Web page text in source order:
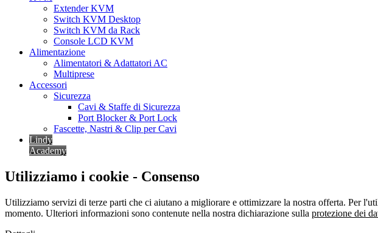
Extender KVM
Switch KVM Desktop
Switch KVM da Rack
Console LCD KVM
Alimentazione
Alimentatori & Adattatori AC
Multiprese
Accessori
Sicurezza
Cavi & Staffe di Sicurezza
Port Blocker & Port Lock
Fascette, Nastri & Clip per Cavi
Lindy
Academy
Utilizziamo i cookie - Consenso
Utilizziamo servizi di terze parti che ci aiutano a migliorare e ottimizzare la nostra offerta. Per
momento. Ulteriori informazioni sono contenute nella nostra dichiarazione sulla protezione dei